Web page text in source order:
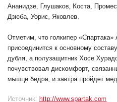
Ананидзе, Глушаков, Коста,
Дзюба, Уорис, Яковлев.
Отметим, что голкипер
присоединится к основному
дубля, а полузащитник Хосе
почувствовал дискомфорт,
мышце бедра, и завтра пройдет
Источник: http://www.spartak.com